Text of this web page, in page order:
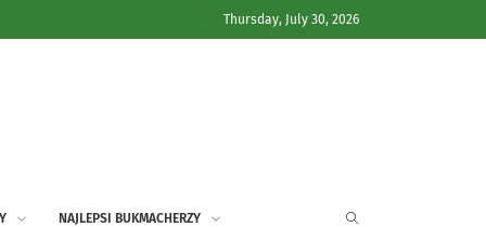
Thursday, July 30, 2026
NAJLEPSI BUKMACHERZY